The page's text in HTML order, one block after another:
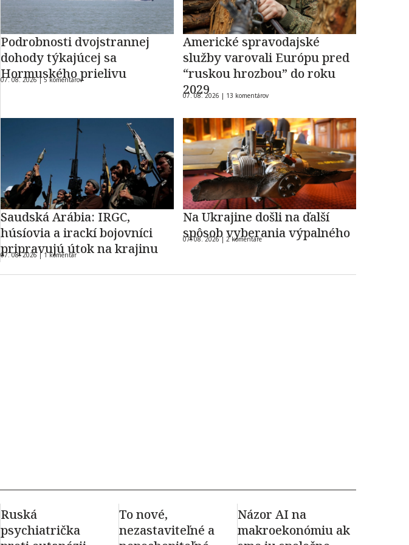
Podrobnosti dvojstrannej
dohody týkajúcej sa
Hormuského prielivu
07. 08. 2026 |5 komentárov
Americké spravodajské
služby varovali Európu pred
“ruskou hrozbou” do roku
2029
07. 08. 2026 | 13 komentárov
Saudská Arábia: IRGC,
húsíovia a irackí bojovníci
pripravujú útok na krajinu
07. 08. 2026 | 1 komentár
Na Ukrajine došli na ďalší
spôsob vyberania výpalného
07. 08. 2026 | 2 komentáre